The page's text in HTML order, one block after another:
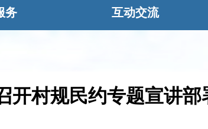
务 互动交流
开村规民约专题宣讲部